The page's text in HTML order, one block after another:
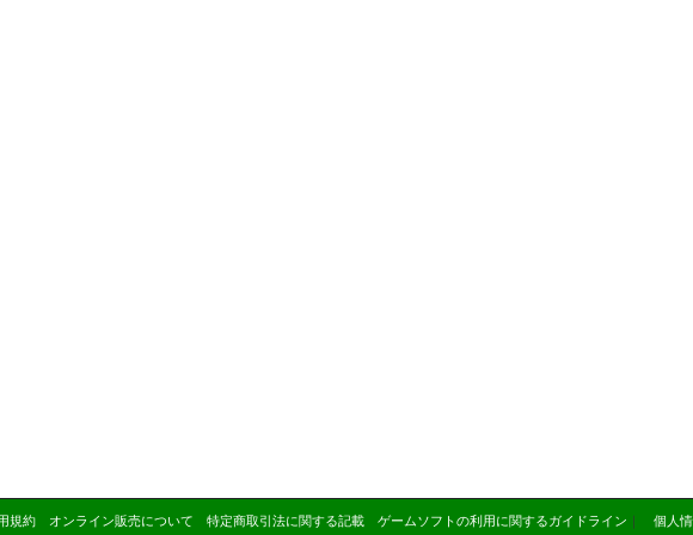
規約 オンライン販売について 特定商取引法に関する記載 ゲームソフトの利用に関するガイドライン ｜ 個人